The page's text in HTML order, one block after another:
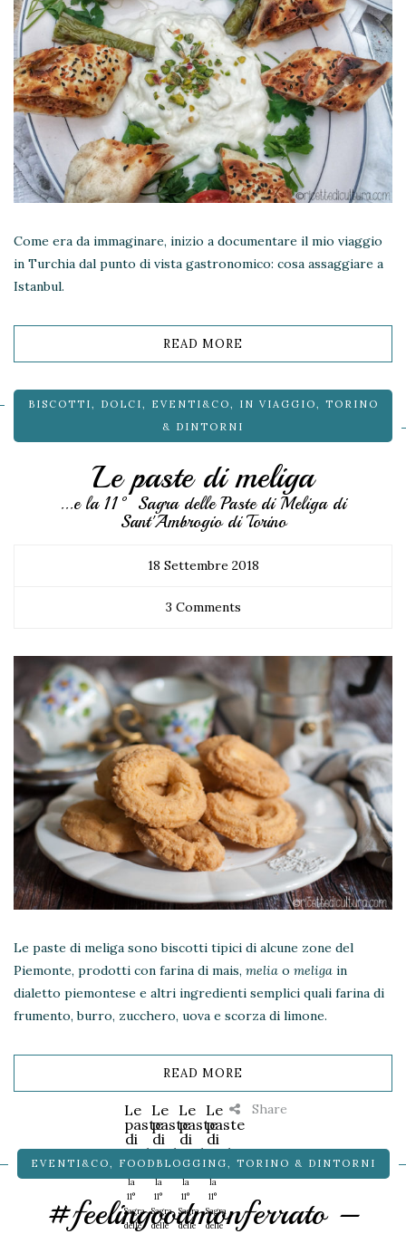
Come era da immaginare, inizio a documentare il mio viaggio
in Turchia dal punto di vista gastronomico: cosa assaggiare a
Istanbul.
READ MORE
BISCOTTI, DOLCI, EVENTI&CO, IN VIAGGIO, TORINO
& DINTORNI
Le paste di meliga
...e la 11° Sagra delle Paste di Meliga di
Sant'Ambrogio di Torino
18 Settembre 2018
3 Comments
Le paste di meliga sono biscotti tipici di alcune zone del
Piemonte, prodotti con farina di mais, melia o meliga in
dialetto piemontese e altri ingredienti semplici quali farina di
frumento, burro, zucchero, uova e scorza di limone.
READ MORE
Share
Le
paste
di
meliga
...e
la
11°
Sagra
delle
Le
paste
di
meliga
...e
la
11°
Sagra
delle
Le
paste
di
meliga
...e
la
11°
Sagra
delle
Le
paste
di
meliga
...e
la
11°
Sagra
delle
EVENTI&CO , FOODBLOGGING , TORINO & DINTORNI
#feelingoodmonferrato –